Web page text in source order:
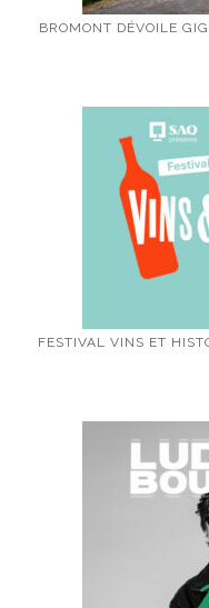
BROMONT DÉVOILE
FESTIVAL VINS ET